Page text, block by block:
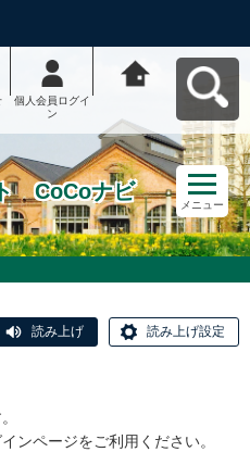
個人会員ログイ
ン
ナビへ戻る
CoCoナビ
メニュー
読み上げ 読み上げ設定
ンページをご利用ください。